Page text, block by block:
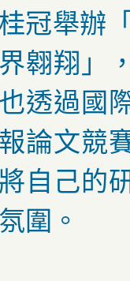
桂冠舉辦
界翱翔」
也透過國
報論文競
將自己的
氛圍。